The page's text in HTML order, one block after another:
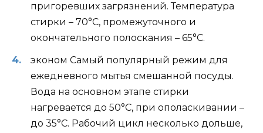
пригоревших загрязнений. Температура
стирки – 70°С, промежуточного и
окончательного полоскания – 65°С.
эконом Самый популярный режим для
ежедневного мытья смешанной посуды.
Вода на основном этапе стирки
нагревается до 50°С, при ополаскивании –
до 35°С. Рабочий цикл несколько дольше,